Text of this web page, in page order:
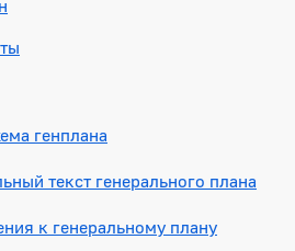
генплана
текст генерального плана
к генеральному плану